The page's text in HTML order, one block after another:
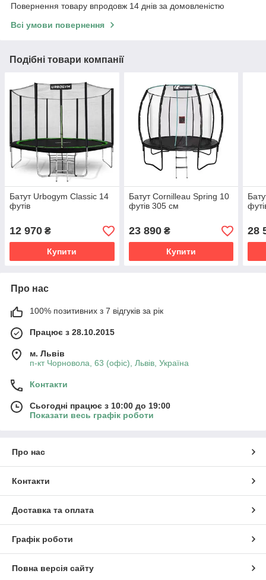
Повернення товару впродовж 14 днів за домовленістю
Всі умови повернення
Подібні товари компанії
Батут Urbogym Classic 14
футів
12 970 ₴
Купити
Батут Cornilleau Spring 10
футів 305 см
23 890₴
Купити
28
Про нас
100% позитивних з 7 відгуків за рік
Працює з 28.10.2015
м. Львів
п-кт Чорновола, 63 (офіс), Львів, Україна
Контакти
Сьогодні працює з 10:00 до 19:00
Показати весь графік роботи
Про нас
Контакти
Доставка та оплата
Графік роботи
Повна версія сайту